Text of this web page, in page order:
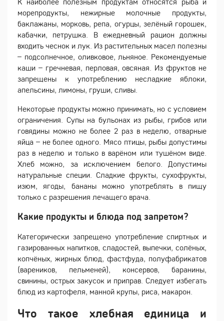
морепродукты, нежирные молочные продукты,
баклажаны, морковь, репа, огурцы, зелёный горошек,
кабачки, петрушка. В ежедневный рацион должны
входить чеснок и лук. Из растительных масел полезны
– подсолнечное, оливковое, льняное. Рекомендуемые
каши – гречневая, перловая, овсяная. Из фруктов не
запрещены к употреблению несладкие яблоки,
апельсины, лимоны, груши, сливы.
Некоторые продукты можно принимать, но с условием
ограничения. Супы на бульонах из рыбы, грибов или
говядины можно не более 2 раз в неделю, отварные
яйца – не более одного. Мясо птицы, рыбы допустимы
раз в неделю и только в варёном или тушёном виде.
Хлеб можно, за исключением белого. Допустимы
натуральные специи. Сладкие фрукты, сухофрукты,
изюм, ягоды, бананы можно употреблять в пищу
только с разрешения лечащего врача.
Какие продукты и блюда под запретом?
Категорически запрещено употребление спиртных и
газированных напитков, сладостей, выпечки, солёных,
копчёных, жирных блюд, фастфуда, полуфабрикатов
(вареников, пельменей), консервов, баранины,
свинины, острых закусок и приправ. Следует избегать
блюд из картофеля, манной крупы, риса, макарон.
Что такое хлебная единица и